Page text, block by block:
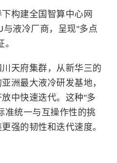
构建全国智算中心网
液冷厂商，呈现"多点
天府集群，从新华三的
洲最大液冷研发基地，
中快速迭代。这种"多
准统一与互操作性的挑
强的韧性和迭代速度。